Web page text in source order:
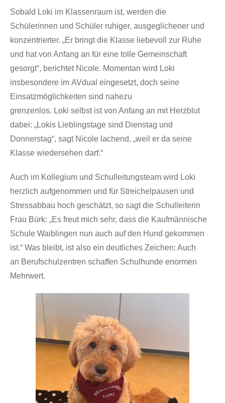
Sobald Loki im Klassenraum ist, werden die
Schülerinnen und Schüler ruhiger, ausgeglichener und
konzentrierter. „Er bringt die Klasse liebevoll zur Ruhe
und hat von Anfang an für eine tolle Gemeinschaft
gesorgt“, berichtet Nicole. Momentan wird Loki
insbesondere im AVdual eingesetzt, doch seine
Einsatzmöglichkeiten sind nahezu
grenzenlos. Loki selbst ist von Anfang an mit Herzblut
dabei: „Lokis Lieblingstage sind Dienstag und
Donnerstag“, sagt Nicole lachend, „weil er da seine
Klasse wiedersehen darf.“
Auch im Kollegium und Schulleitungsteam wird Loki
herzlich aufgenommen und für Streichelpausen und
Stressabbau hoch geschätzt, so sagt die Schulleiterin
Frau Bürk: „Es freut mich sehr, dass die Kaufmännische
Schule Waiblingen nun auch auf den Hund gekommen
ist.“ Was bleibt, ist also ein deutliches Zeichen: Auch
an Berufschulzentren schaffen Schulhunde enormen
Mehrwert.